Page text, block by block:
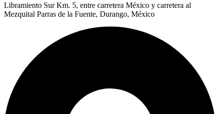
Libramiento Sur Km. 5, entre carretera México y carretera al
Mezquital Parras de la Fuente, Durango, México